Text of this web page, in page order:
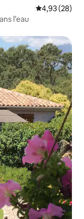
Évaluation
4,93 (28)
l’eau